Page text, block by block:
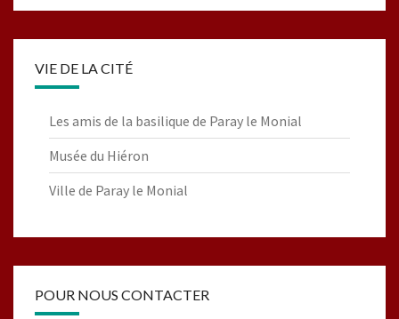
VIE DE LA CITÉ
Les amis de la basilique de Paray le Monial
Musée du Hiéron
Ville de Paray le Monial
POUR NOUS CONTACTER